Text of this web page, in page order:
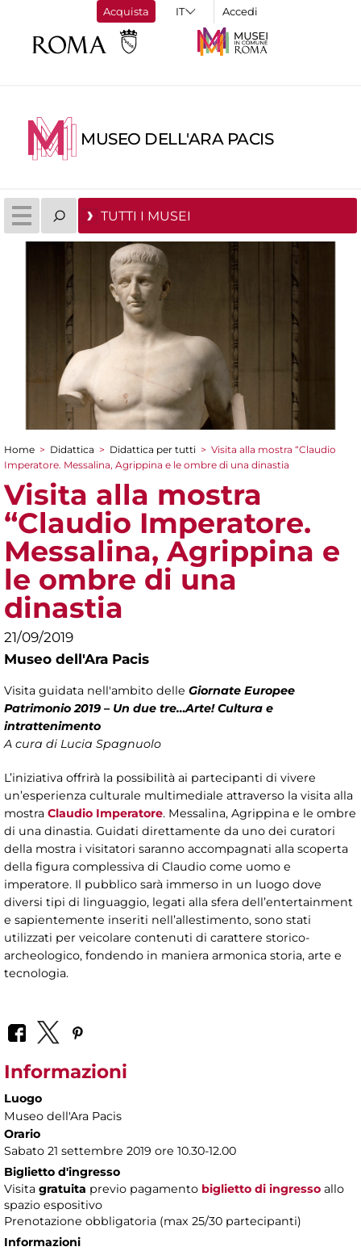
Acquista Accedi
MUSEO DELL'ARA PACIS
TUTTI I MUSEI
Tu sei qui
Home > Didattica > Didattica per tutti > Visita alla mostra “Claudio
Imperatore. Messalina, Agrippina e le ombre di una dinastia
Visita alla mostra
“Claudio Imperatore.
Messalina, Agrippina e
le ombre di una
dinastia
21/09/2019
Museo dell'Ara Pacis
Visita guidata nell'ambito delle Giornate Europee
Patrimonio 2019 –Un due tre…Arte! Cultura e
intrattenimento
A cura di Lucia Spagnuolo
L’iniziativa offrirà la possibilità ai partecipanti di vivere
un’esperienza culturale multimediale attraverso la visita alla
mostra Claudio Imperatore. Messalina, Agrippina e le ombre
di una dinastia. Guidati direttamente da uno dei curatori
della mostra i visitatori saranno accompagnati alla scoperta
della figura complessiva di Claudio come uomo e
imperatore. Il pubblico sarà immerso in un luogo dove
diversi tipi di linguaggio, legati alla sfera dell’entertainment
e sapientemente inseriti nell’allestimento, sono stati
utilizzati per veicolare contenuti di carattere storico-
archeologico, fondendo in maniera armonica storia, arte e
tecnologia.
Informazioni
Luogo
Museo dell'Ara Pacis
Orario
Sabato 21 settembre 2019 ore 10.30-12.00
Biglietto d'ingresso
Visita gratuita previo pagamento biglietto di ingresso allo
spazio espositivo
Prenotazione obbligatoria (max 25/30 partecipanti)
Informazioni